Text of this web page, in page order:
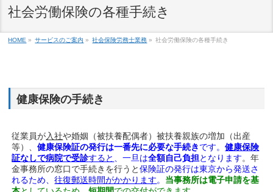
社会労働保険の各種手続き
HOME » サービスのご案内 » 社会保険労務士業務 » 社会労働保険の各種手続き
健康保険の手続き
従業員が入社や婚姻（被扶養配偶者）被扶養親族の増加（出産
等）、健康保険証の発行は一番先に必要な手続きです。健康保険
証なしで病院で受診すると 、一旦は全額自己負担となります。年
金事務所の窓口で手続きを行うと保険証の発行は東京から発送さ
れるため、往復郵送時間がかかります。 当事務所は電子申請を基